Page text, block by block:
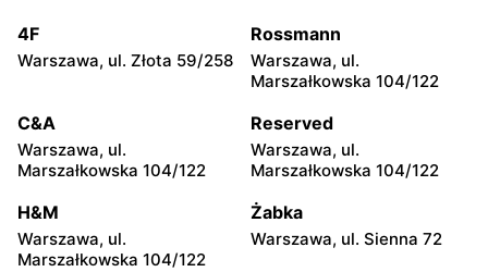
Iwierzyce, ul. Iwierzyce
152A
Tczew, ul. Franciszka Żwirki
61
Hyżne, ul. Hyżne 100 Jarosław, ul. Pełkińska 147
moje sklepy moje sklepy
4F
Warszawa, ul. Złota 59/258
Rossmann
Warszawa, ul.
Marszałkowska 104/122
C&A
Warszawa, ul.
Marszałkowska 104/122
Reserved
Warszawa, ul.
Marszałkowska 104/122
H&M
Warszawa, ul.
Marszałkowska 104/122
Żabka
Warszawa, ul. Sienna 72